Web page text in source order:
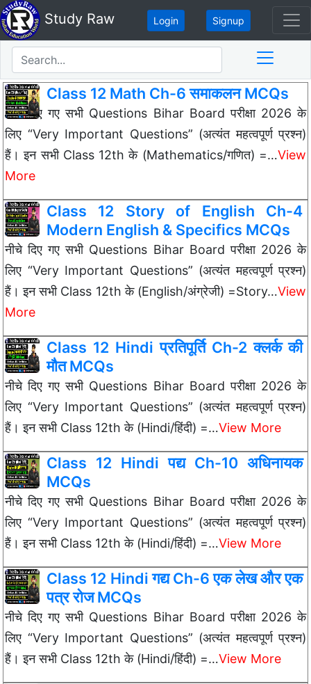
Study Raw Login Signup
Class 12 Math Ch-6 समाकलन MCQs
नीचे दिए गए सभी Questions Bihar Board परीक्षा 2026 के
लिए “Very Important Questions” (अत्यंत महत्वपूर्ण प्रश्न)
हैं। इन सभी Class 12th के (Mathematics/गणित) =…View
More
Class 12 Story of English Ch-4
Modern English & Specifics MCQs
नीचे दिए गए सभी Questions Bihar Board परीक्षा 2026 के
लिए “Very Important Questions” (अत्यंत महत्वपूर्ण प्रश्न)
हैं। इन सभी Class 12th के (English/अंग्रेजी) =Story…View
More
Class 12 Hindi प्रतिपूर्ति Ch-2 क्लर्क की
मौत MCQs
नीचे दिए गए सभी Questions Bihar Board परीक्षा 2026 के
लिए “Very Important Questions” (अत्यंत महत्वपूर्ण प्रश्न)
हैं। इन सभी Class 12th के (Hindi/हिंदी) =…View More
Class 12 Hindi पद्य Ch-10 अधिनायक
MCQs
नीचे दिए गए सभी Questions Bihar Board परीक्षा 2026 के
लिए “Very Important Questions” (अत्यंत महत्वपूर्ण प्रश्न)
हैं। इन सभी Class 12th के (Hindi/हिंदी) =…View More
Class 12 Hindi गद्य Ch-6 एक लेख और एक
पत्र रोज MCQs
नीचे दिए गए सभी Questions Bihar Board परीक्षा 2026 के
लिए “Very Important Questions” (अत्यंत महत्वपूर्ण प्रश्न)
हैं। इन सभी Class 12th के (Hindi/हिंदी) =…View More